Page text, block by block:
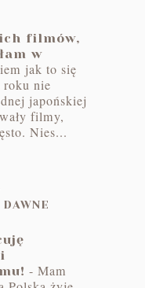
filmów,
w
jak to się
roku nie
japońskiej
filmy,
Nies...
- Mam